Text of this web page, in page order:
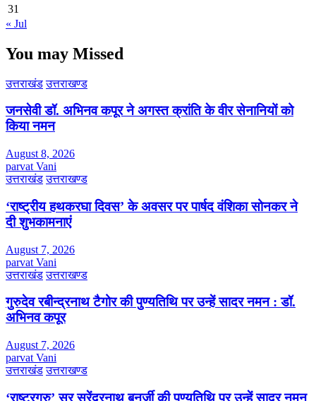
31
« Jul
You may Missed
उत्तराखंड उत्तराखण्ड
जनसेवी डॉ. अभिनव कपूर ने अगस्त क्रांति के वीर सेनानियों को
किया नमन
August 8, 2026
parvat Vani
उत्तराखंड उत्तराखण्ड
‘राष्ट्रीय हथकरघा दिवस’ के अवसर पर पार्षद वंशिका सोनकर ने
दी शुभकामनाएं
August 7, 2026
parvat Vani
उत्तराखंड उत्तराखण्ड
गुरुदेव रबीन्द्रनाथ टैगोर की पुण्यतिथि पर उन्हें सादर नमन : डॉ.
अभिनव कपूर
August 7, 2026
parvat Vani
उत्तराखंड उत्तराखण्ड
‘राष्ट्रगुरु’ सर सुरेंद्रनाथ बनर्जी की पुण्यतिथि पर उन्हें सादर नमन